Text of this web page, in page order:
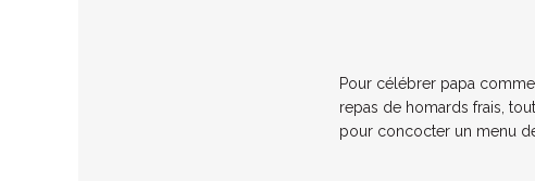
Pour célébrer papa
repas de homards frais,
pour concocter un menu